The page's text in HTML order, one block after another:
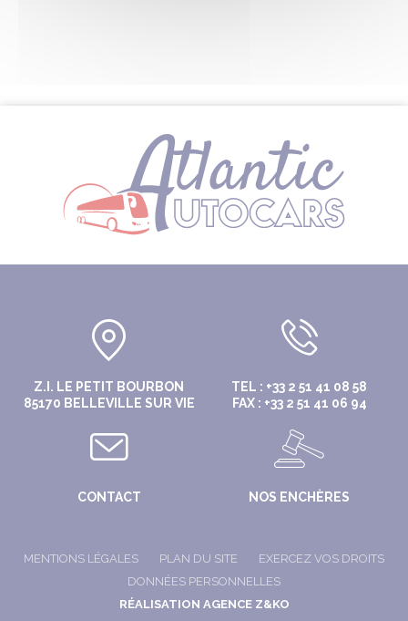
Z.I. LE PETIT BOURBON
85170 BELLEVILLE SUR VIE
TEL : +33 2 51 41 08 58
FAX : +33 2 51 41 06 94
CONTACT NOS ENCHÈRES
MENTIONS LÉGALES PLAN DU SITE
EXERCEZ VOS DROITS
DONNÉES PERSONNELLES
RÉALISATION AGENCE Z&KO